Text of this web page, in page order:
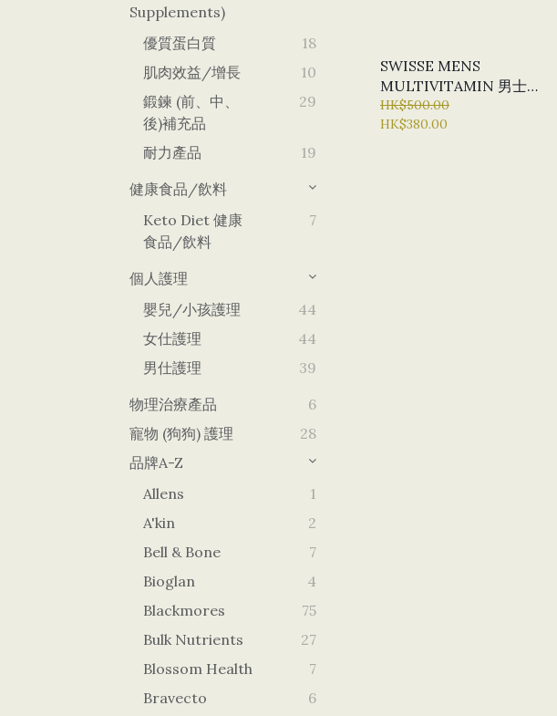
Supplements)
優質蛋白質
18
肌肉效益/增長
10
鍛鍊 (前、中、
後)補充品
29
耐力產品
19
健康食品/飲料
Keto Diet 健康
食品/飲料
7
個人護理
嬰兒/小孩護理
44
女仕護理
44
男仕護理
39
物理治療產品
6
寵物 (狗狗) 護理
28
品牌A-Z
Allens
1
A'kin
2
Bell & Bone
7
Bioglan
4
Blackmores
75
Bulk Nutrients
27
Blossom Health
7
Bravecto
6
SWISSE MENS
MULTIVITAMIN 男士
複合維生素 X120 片 (全
新)
HK$500.00
HK$380.00